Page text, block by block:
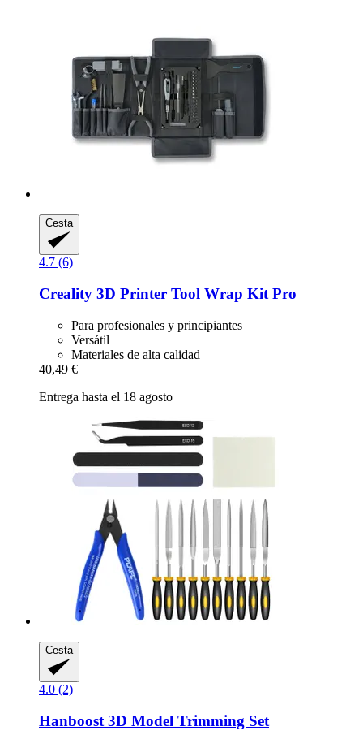
Cesta
4.7 (6)
Creality 3D Printer Tool Wrap Kit Pro
Para profesionales y principiantes
Versátil
Materiales de alta calidad
40,49 €
Entrega hasta el 18 agosto
Cesta
4.0 (2)
Hanboost 3D Model Trimming Set